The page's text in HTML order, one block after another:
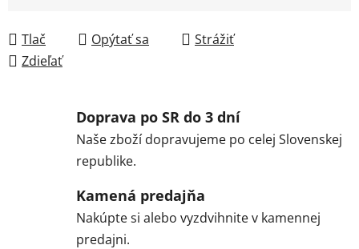
Tlač Opýtať sa
Strážiť
Zdieľať
Doprava po SR do 3 dní
Naše zboží dopravujeme po celej Slovenskej
republike.
Kamená predajňa
Nakúpte si alebo vyzdvihnite v kamennej
predajni.